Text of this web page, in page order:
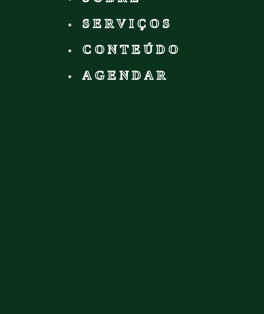
SERVIÇOS
CONTEÚDO
AGENDAR